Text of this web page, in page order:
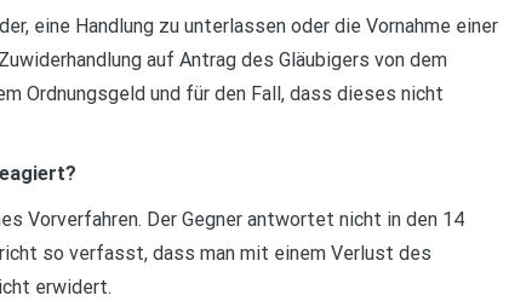
eine Handlung zu unterlassen oder die Vornahme einer
auf Antrag des Gläubigers von dem
Ordnungsgeld und für den Fall, dass dieses nicht
Vorverfahren. Der Gegner antwortet nicht in den 14
so verfasst, dass man mit einem Verlust des
erwidert.